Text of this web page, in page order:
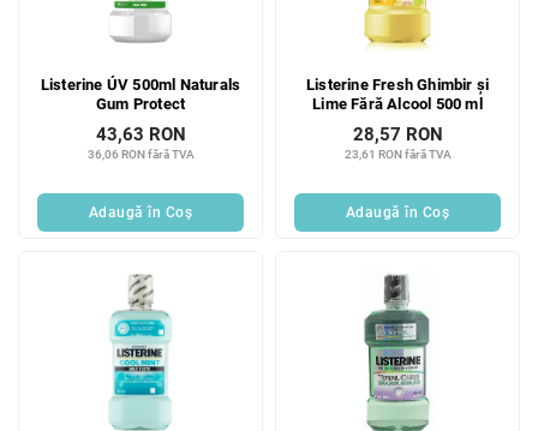
Listerine ÚV 500ml Naturals
Gum Protect
36,06 RON fără TVA
43,63 RON
Adaugă în Coş
Listerine Fresh Ghimbir și
Lime Fără Alcool 500 ml
23,61 RON fără TVA
28,57 RON
Adaugă în Coş